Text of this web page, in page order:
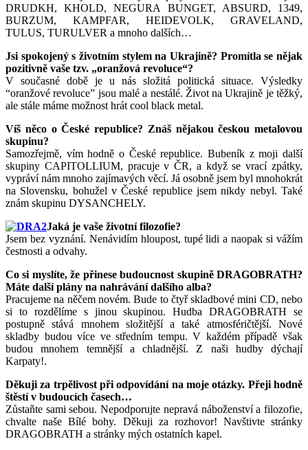
DRUDKH, KHOLD, NEGURA BUNGET, ABSURD, 1349,
BURZUM, KAMPFAR, HEIDEVOLK, GRAVELAND,
TULUS, TURULVER a mnoho dalších…
Jsi spokojený s životním stylem na Ukrajině? Promítla se nějak
pozitivně vaše tzv. „oranžová revoluce“?
V současné době je u nás složitá politická situace. Výsledky
“oranžové revoluce” jsou malé a nestálé. Život na Ukrajině je těžký,
ale stále máme možnost hrát cool black metal.
Víš něco o České republice? Znáš nějakou českou metalovou
skupinu?
Samozřejmě, vím hodně o České republice. Bubeník z moji další
skupiny CAPITOLLIUM, pracuje v ČR, a když se vrací zpátky,
vypráví nám mnoho zajímavých věcí. Já osobně jsem byl mnohokrát
na Slovensku, bohužel v České republice jsem nikdy nebyl. Také
znám skupinu DYSANCHELY.
Jaká je vaše životní filozofie?
Jsem bez vyznání. Nenávidím hloupost, tupé lidi a naopak si vážím
čestnosti a odvahy.
Co si myslíte, že přinese budoucnost skupině DRAGOBRATH?
Máte další plány na nahrávání dalšího alba?
Pracujeme na něčem novém. Bude to čtyř skladbové mini CD, nebo
si to rozdělíme s jinou skupinou. Hudba DRAGOBRATH se
postupně stává mnohem složitější a také atmosféričtější. Nové
skladby budou více ve středním tempu. V každém případě však
budou mnohem temnější a chladnější. Z naši hudby dýchají
Karpaty!.
Děkuji za trpělivost při odpovídání na moje otázky. Přeji hodně
štěstí v budoucích časech…
Zůstaňte sami sebou. Nepodporujte nepravá náboženství a filozofie,
chvalte naše Bílé bohy. Děkuji za rozhovor! Navštivte stránky
DRAGOBRATH a stránky mých ostatních kapel.